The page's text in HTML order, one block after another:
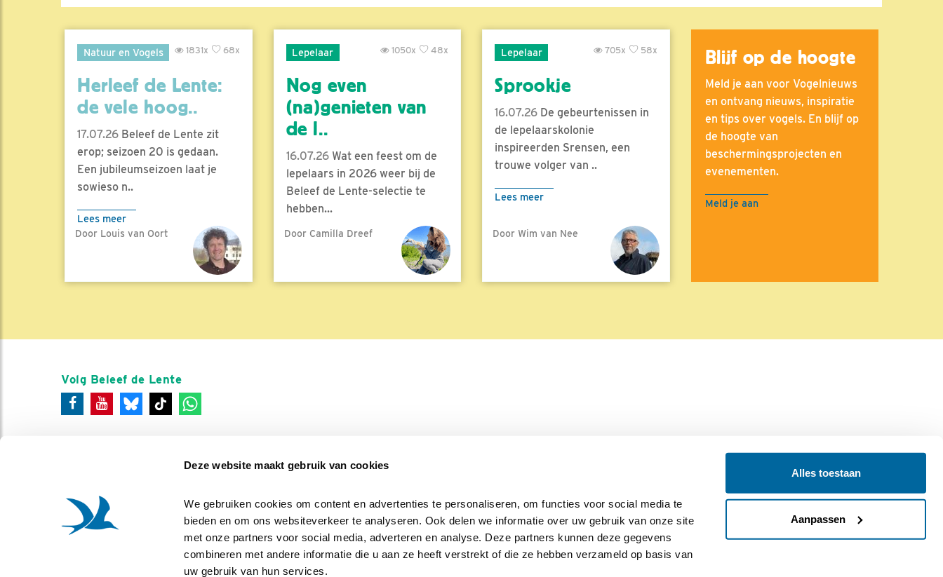
Deze website maakt gebruik van cookies
We gebruiken cookies om content en advertenties te personaliseren, om functies voor social media te
bieden en om ons websiteverkeer te analyseren. Ook delen we informatie over uw gebruik van onze site
met onze partners voor social media, adverteren en analyse. Deze partners kunnen deze gegevens
combineren met andere informatie die u aan ze heeft verstrekt of die ze hebben verzameld op basis van
uw gebruik van hun services.
Alles toestaan
Aanpassen
Natuur en Vogels 68x
1831x
Herleef de Lente:
de vele hoog..
17.07.26 Beleef de Lente zit
erop; seizoen 20 is gedaan.
Een jubileumseizoen laat je
sowieso n..
Lees meer
Door Louis van Oort
Lepelaar 48x
1050x
Nog even
(na)genieten van
de l..
16.07.26Wat een feest om de
lepelaars in 2026 weer bij de
Beleef de Lente-selectie te
hebben...
Lees meer
Door Camilla Dreef
Lepelaar 58x
705x
Sprookje
16.07.26 De gebeurtenissen in
de lepelaarskolonie
inspireerden Srensen, een
trouwe volger van ..
Lees meer
Door Wim van Nee
Blijf op de hoogte
Meld je aan voor Vogelnieuws
en ontvang nieuws, inspiratie
en tips over vogels. En blijf op
de hoogte van
beschermingsprojecten en
evenementen.
Meld je aan
Volg Beleef de Lente
Colofon